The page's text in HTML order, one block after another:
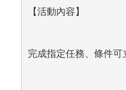
【活動內容】
完成指定任務、條件可